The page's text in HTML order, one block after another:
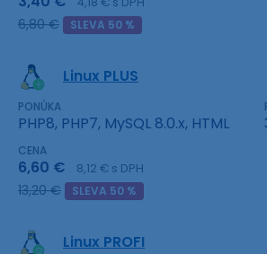
6,80 € SLEVA 50 %
Linux PLUS
PONÚKA
PHP8, PHP7, MySQL 8.0.x, HTML
CENA
6,60 € 8,12 € s DPH
13,20 € SLEVA 50 %
Linux PROFI